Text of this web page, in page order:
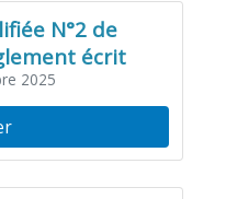
N°2 de
écrit
2025